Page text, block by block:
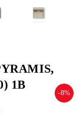
1B
-8%